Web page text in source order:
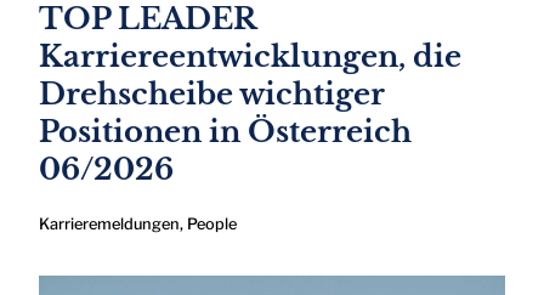
TOP LEADER
Karriereentwicklungen, die
Drehscheibe wichtiger
Positionen in Österreich
06/2026
Karrieremeldungen, People